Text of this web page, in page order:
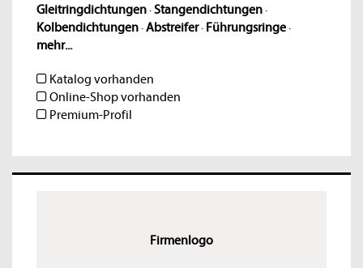
Gleitringdichtungen·Stangendichtungen·
Kolbendichtungen·Abstreifer· Führungsringe·
mehr...
Katalog vorhanden
Online-Shop vorhanden
Premium-Profil
Firmenlogo